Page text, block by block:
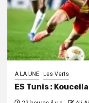
A LA UNE Les Verts
ES Tunis :